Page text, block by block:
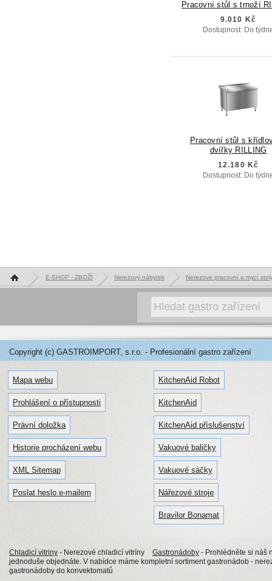
Pracovní stůl s trnoží
9.010 Kč
Dostupnost: Do
Pracovní stůl s
dvířky RILLING
12.180 Kč
Dostupnost: Do
Hlavní stránka E-SHOP - ZBOŽÍ Nerezový nábytek Nerezové pracovní a mycí
Copyright (c) GASTROIMPORT, s.r.o. - Profesionální gastro zařízení
Mapa webu
Prohlášení o přístupnosti
Právní doložka
Historie procházení webu
XML Sitemap
Poslat heslo e-mailem
KitchenAid Robot
KitchenAid
KitchenAid příslušenství
Vakuové baličky
Vakuové sáčky
Nářezové stroje
Bravilor Bonamat
Chladicí vitriny - Nerezové chladicí vitríny Gastronádoby - Prohlédněte si náš
jednoduše objednáte. V nabídce máme kompletní sortiment gastronádob -
gastronádoby do konvektomatů